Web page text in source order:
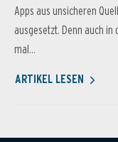
Apps aus unsicheren
ausgesetzt. Denn auch
mal...
ARTIKEL LESEN